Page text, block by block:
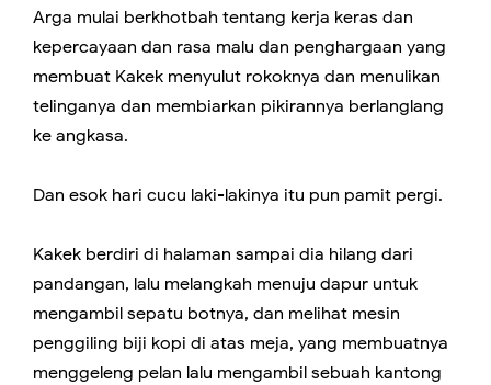
Arga mulai berkhotbah tentang kerja keras dan
kepercayaan dan rasa malu dan penghargaan yang
membuat Kakek menyulut rokoknya dan menulikan
telinganya dan membiarkan pikirannya berlanglang
ke angkasa.
Dan esok hari cucu laki-lakinya itu pun pamit pergi.
Kakek berdiri di halaman sampai dia hilang dari
pandangan, lalu melangkah menuju dapur untuk
mengambil sepatu botnya, dan melihat mesin
penggiling biji kopi di atas meja, yang membuatnya
menggeleng pelan lalu mengambil sebuah kantong